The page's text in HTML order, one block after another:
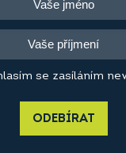
se zasíláním
ODEBÍRAT